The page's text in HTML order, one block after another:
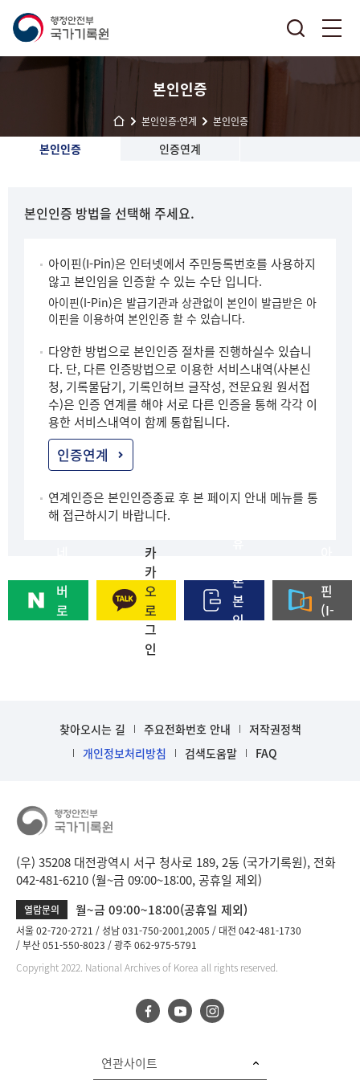
본인인증
본인인증·연계 본인인증
본인인증 인증연계
본인인증 방법을 선택해 주세요.
아이핀(I-Pin)은 인터넷에서 주민등록번호를 사용하지
않고 본인임을 인증할 수 있는 수단 입니다.
아이핀(I-Pin)은 발급기관과 상관없이 본인이 발급받은 아
이핀을 이용하여 본인인증 할 수 있습니다.
다양한 방법으로 본인인증 절차를 진행하실수 있습니
다. 단, 다른 인증방법으로 이용한 서비스내역(사본신
청, 기록물담기, 기록인허브 글작성, 전문요원 원서접
수)은 인증 연계를 해야 서로 다른 인증을 통해 각각 이
용한 서비스내역이 함께 통합됩니다.
인증연계
연계인증은 본인인증종료 후 본 페이지 안내 메뉴를 통
해 접근하시기 바랍니다.
버
로
카
카
오
로
그
인
폰
본
인
핀
(I-
찾아오시는 길 주요전화번호 안내
저작권정책
개인정보처리방침
검색도움말 FAQ
(우) 35208 대전광역시 서구 청사로 189, 2동 (국가기록원), 전화
042-481-6210 (월~금 09:00~18:00, 공휴일 제외)
열람문의 월~금 09:00~18:00(공휴일 제외)
서울 02-720-2721 성남 031-750-2001,2005
대전 042-481-1730
부산 051-550-8023
광주 062-975-5791
Copyright 2022. National Archives of Korea all rights reserved.
연관사이트